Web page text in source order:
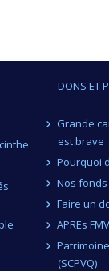
DONS ET
Grande
est brave
Pourquoi
Nos fonds
Faire un
APREs FMV
(SCPVQ)